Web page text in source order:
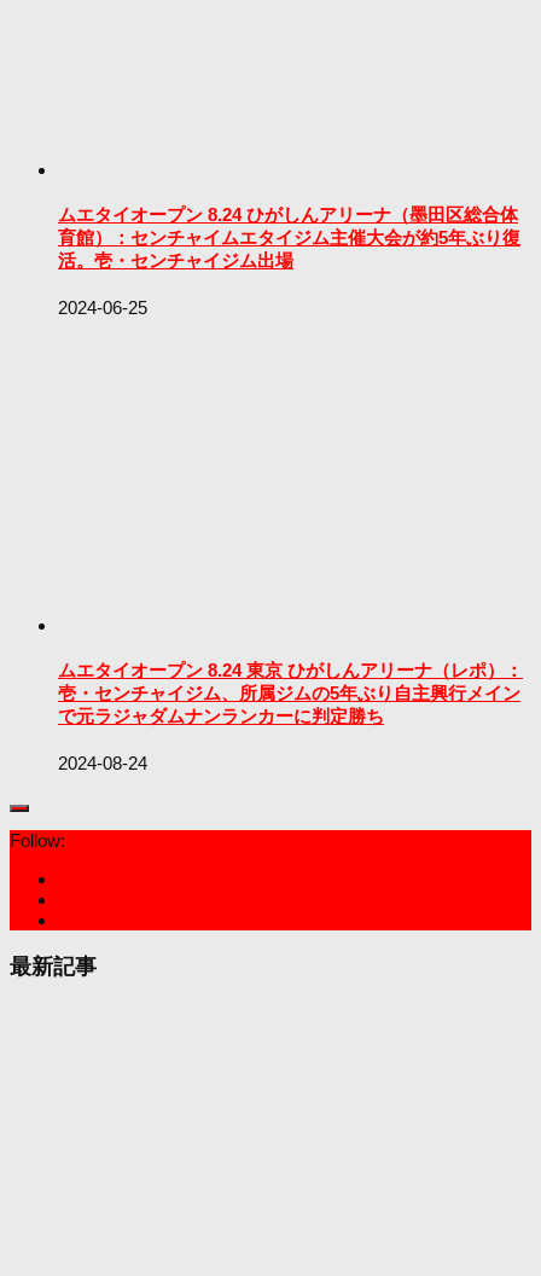
ムエタイオープン 8.24 ひがしんアリーナ（墨田区総合体
育館）：センチャイムエタイジム主催大会が約5年ぶり復
活。壱・センチャイジム出場
2024-06-25
ムエタイオープン 8.24 東京 ひがしんアリーナ（レポ）：
壱・センチャイジム、所属ジムの5年ぶり自主興行メイン
で元ラジャダムナンランカーに判定勝ち
2024-08-24
Follow:
最新記事